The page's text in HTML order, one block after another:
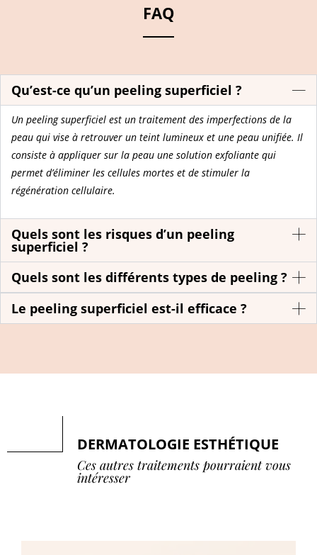
FAQ
Qu’est-ce qu’un peeling superficiel ?
Un peeling superficiel est un traitement des imperfections de la
peau qui vise à retrouver un teint lumineux et une peau unifiée. Il
consiste à appliquer sur la peau une solution exfoliante qui
permet d’éliminer les cellules mortes et de stimuler la
régénération cellulaire.
Quels sont les risques d’un peeling
superficiel ?
Quels sont les différents types de peeling ?
Le peeling superficiel est-il efficace ?
DERMATOLOGIE ESTHÉTIQUE
Ces autres traitements pourraient vous
intéresser